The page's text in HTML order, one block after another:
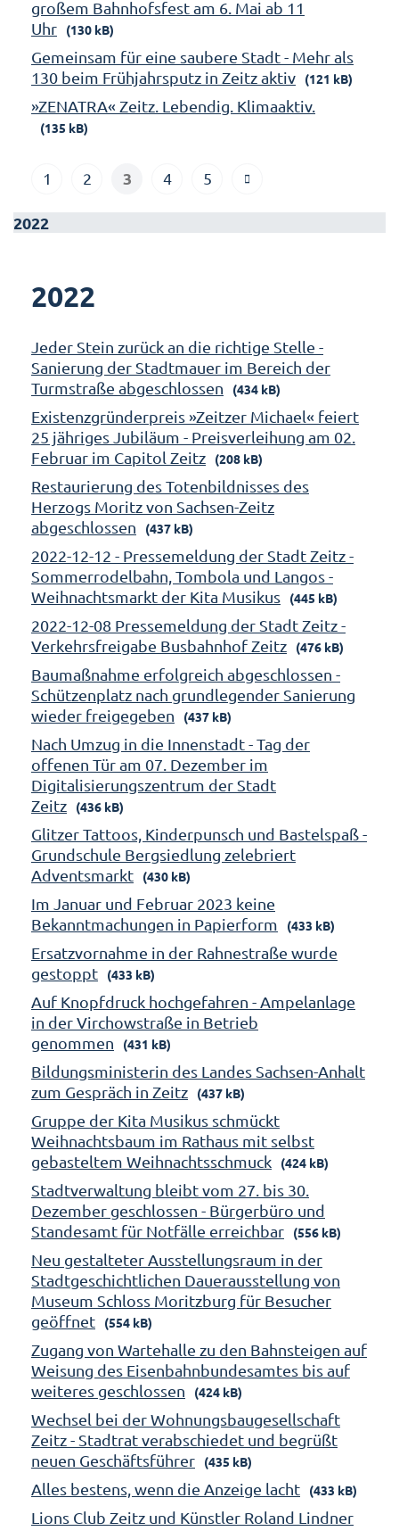
großem Bahnhofsfest am 6. Mai ab 11
Uhr
(130 kB)
Gemeinsam für eine saubere Stadt - Mehr als
130 beim Frühjahrsputz in Zeitz aktiv
(121 kB)
»ZENATRA« Zeitz. Lebendig. Klimaaktiv.
(135 kB)
1 2 3 4 5
2022
2022
Jeder Stein zurück an die richtige Stelle -
Sanierung der Stadtmauer im Bereich der
Turmstraße abgeschlossen
(434 kB)
Existenzgründerpreis »Zeitzer Michael« feiert
25 jähriges Jubiläum - Preisverleihung am 02.
Februar im Capitol Zeitz
(208 kB)
Restaurierung des Totenbildnisses des
Herzogs Moritz von Sachsen-Zeitz
abgeschlossen
(437 kB)
2022-12-12 - Pressemeldung der Stadt Zeitz -
Sommerrodelbahn, Tombola und Langos -
Weihnachtsmarkt der Kita Musikus
(445 kB)
2022-12-08 Pressemeldung der Stadt Zeitz -
Verkehrsfreigabe Busbahnhof Zeitz
(476 kB)
Baumaßnahme erfolgreich abgeschlossen -
Schützenplatz nach grundlegender Sanierung
wieder freigegeben
(437 kB)
Nach Umzug in die Innenstadt - Tag der
offenen Tür am 07. Dezember im
Digitalisierungszentrum der Stadt
Zeitz
(436 kB)
Glitzer Tattoos, Kinderpunsch und Bastelspaß -
Grundschule Bergsiedlung zelebriert
Adventsmarkt
(430 kB)
Im Januar und Februar 2023 keine
Bekanntmachungen in Papierform
(433 kB)
Ersatzvornahme in der Rahnestraße wurde
gestoppt
(433 kB)
Auf Knopfdruck hochgefahren - Ampelanlage
in der Virchowstraße in Betrieb
genommen
(431 kB)
Bildungsministerin des Landes Sachsen-Anhalt
zum Gespräch in Zeitz
(437 kB)
Gruppe der Kita Musikus schmückt
Weihnachtsbaum im Rathaus mit selbst
gebasteltem Weihnachtsschmuck
(424 kB)
Stadtverwaltung bleibt vom 27. bis 30.
Dezember geschlossen - Bürgerbüro und
Standesamt für Notfälle erreichbar
(556 kB)
Neu gestalteter Ausstellungsraum in der
Stadtgeschichtlichen Dauerausstellung von
Museum Schloss Moritzburg für Besucher
geöffnet
(554 kB)
Zugang von Wartehalle zu den Bahnsteigen auf
Weisung des Eisenbahnbundesamtes bis auf
weiteres geschlossen
(424 kB)
Wechsel bei der Wohnungsbaugesellschaft
Zeitz - Stadtrat verabschiedet und begrüßt
neuen Geschäftsführer
(435 kB)
Alles bestens, wenn die Anzeige lacht (433 kB)
Lions Club Zeitz und Künstler Roland Lindner